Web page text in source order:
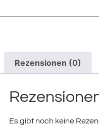
Rezensionen (0)
Es gibt noch keine